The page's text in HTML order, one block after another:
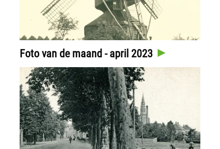
Foto van de maand - april 2023